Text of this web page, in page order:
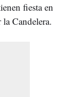
fiesta en
Candelera.